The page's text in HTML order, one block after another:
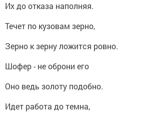
Их до отказа наполняя.
Течет по кузовам зерно,
Зерно к зерну ложится ровно.
Шофер - не оброни его
Оно ведь золоту подобно.
Идет работа до темна,